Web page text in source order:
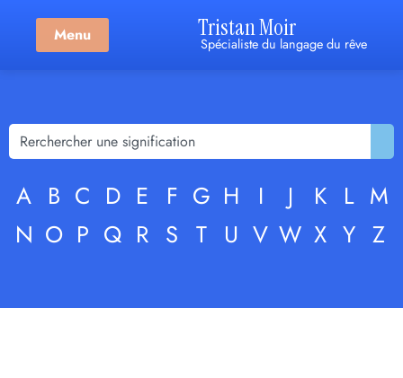
Menu Tristan Moir
Spécialiste du langage du rêve
A B C D E F G H I J K L M
N O P Q R S T U V W X Y Z